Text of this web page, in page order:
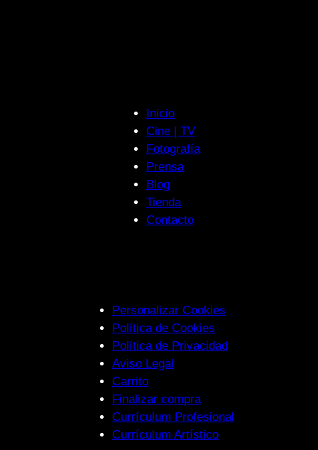
Inicio
Cine | TV
Fotografía
Prensa
Blog
Tienda
Contacto
Personalizar Cookies
Política de Cookies
Política de Privacidad
Aviso Legal
Carrito
Finalizar compra
Currículum Profesional
Currículum Artístico